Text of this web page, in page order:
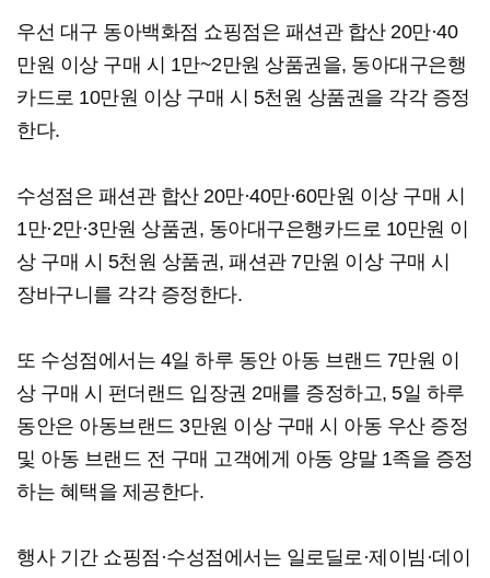
우선 대구 동아백화점 쇼핑점은 패션관 합산 20만·40
만원 이상 구매 시 1만~2만원 상품권을, 동아대구은행
카드로 10만원 이상 구매 시 5천원 상품권을 각각 증정
한다.
수성점은 패션관 합산 20만·40만·60만원 이상 구매 시
1만·2만·3만원 상품권, 동아대구은행카드로 10만원 이
상 구매 시 5천원 상품권, 패션관 7만원 이상 구매 시
장바구니를 각각 증정한다.
또 수성점에서는 4일 하루 동안 아동 브랜드 7만원 이
상 구매 시 펀더랜드 입장권 2매를 증정하고, 5일 하루
동안은 아동브랜드 3만원 이상 구매 시 아동 우산 증정
및 아동 브랜드 전 구매 고객에게 아동 양말 1족을 증정
하는 혜택을 제공한다.
행사 기간 쇼핑점·수성점에서는 일로딜로·제이빔·데이